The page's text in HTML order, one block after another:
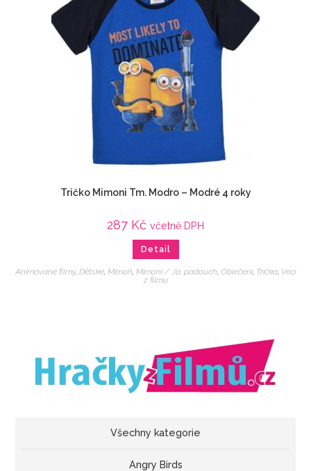
Tričko Mimoni Tm. Modro – Modré 4 roky
287 Kč včetně DPH
Detail
Animované filmy, Dětské, Mimoň, Mimoni / Já, padouch, Oblečení, Trička, Veci
z filmu
Všechny kategorie
Angry Birds